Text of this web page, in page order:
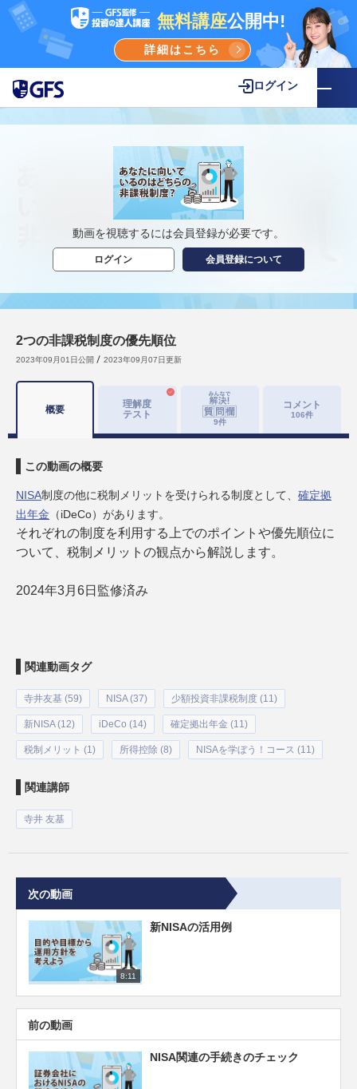
無料講座公開中!
詳細はこちら
ログイン
動画を視聴するには会員登録が必要です。
ログイン 会員登録について
2つの非課税制度の優先順位
2023年09月01日公開 2023年09月07日更新
概要
理解度
テスト
9件
コメント
106件
この動画の概要
NISA制度の他に税制メリットを受けられる制度として、 確定拠
出年金 （iDeCo）があります。
それぞれの制度を利用する上でのポイントや優先順位に
ついて、税制メリットの観点から解説します。
2024年3月6日監修済み
関連動画タグ
寺井友基 (59) NISA (37) 少額投資非課税制度 (11)
新NISA (12) iDeCo (14) 確定拠出年金 (11)
税制メリット (1) 所得控除 (8) NISAを学ぼう！コース (11)
関連講師
寺井 友基
次の動画
8:11
新NISAの活用例
前の動画
NISA関連の手続きのチェック